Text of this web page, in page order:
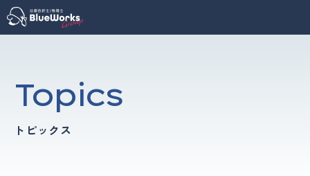
Topics
トピックス